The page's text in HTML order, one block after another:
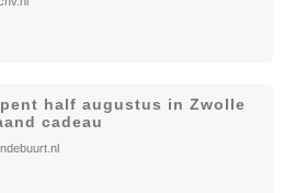
half augustus in Zwolle
cadeau